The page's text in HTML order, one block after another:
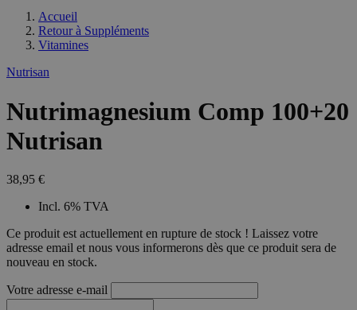
Accueil
Retour à Suppléments
Vitamines
Nutrisan
Nutrimagnesium Comp 100+20
Nutrisan
38,95 €
Incl. 6% TVA
Ce produit est actuellement en rupture de stock ! Laissez votre
adresse email et nous vous informerons dès que ce produit sera de
nouveau en stock.
Votre adresse e-mail